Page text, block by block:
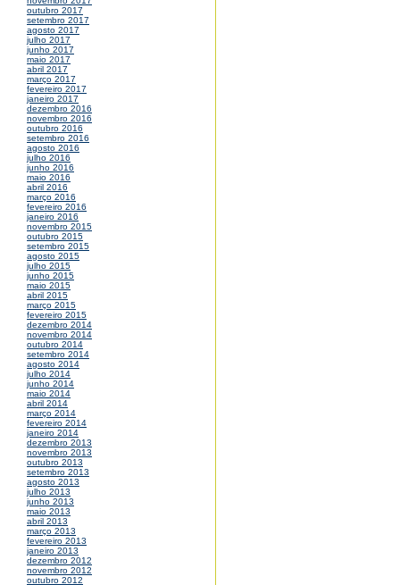
outubro 2017
setembro 2017
agosto 2017
julho 2017
junho 2017
maio 2017
abril 2017
março 2017
fevereiro 2017
janeiro 2017
dezembro 2016
novembro 2016
outubro 2016
setembro 2016
agosto 2016
julho 2016
junho 2016
maio 2016
abril 2016
março 2016
fevereiro 2016
janeiro 2016
novembro 2015
outubro 2015
setembro 2015
agosto 2015
julho 2015
junho 2015
maio 2015
abril 2015
março 2015
fevereiro 2015
dezembro 2014
novembro 2014
outubro 2014
setembro 2014
agosto 2014
julho 2014
junho 2014
maio 2014
abril 2014
março 2014
fevereiro 2014
janeiro 2014
dezembro 2013
novembro 2013
outubro 2013
setembro 2013
agosto 2013
julho 2013
junho 2013
maio 2013
abril 2013
março 2013
fevereiro 2013
janeiro 2013
dezembro 2012
novembro 2012
outubro 2012